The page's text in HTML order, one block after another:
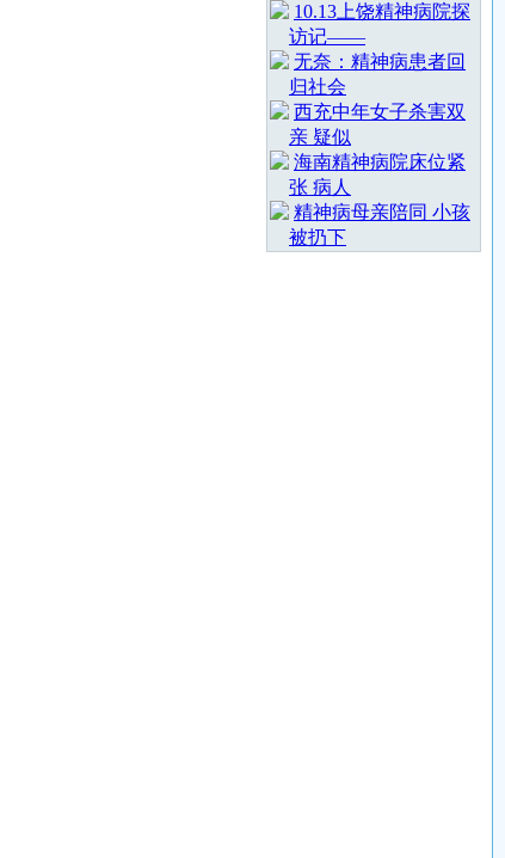
10.13上饶精神病院探
访记——
无奈：精神病患者回
归社会
西充中年女子杀害双
亲 疑似
海南精神病院床位紧
张 病人
精神病母亲陪同 小孩
被扔下